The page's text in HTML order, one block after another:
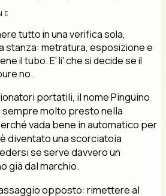
tutto in una verifica sola,
stanza: metratura, esposizione e
il tubo. E' li' che si decide se il
no.
portatili, il nome Pinguino
sempre molto presto nella
vada bene in automatico per
diventato una scorciatoia
se serve davvero un
già dal marchio.
opposto: rimettere al